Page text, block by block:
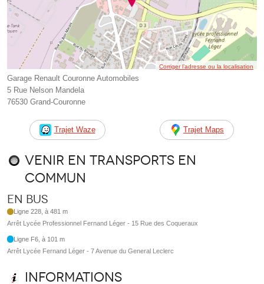
Corriger l’adresse ou la localisation
Garage Renault Couronne Automobiles
5 Rue Nelson Mandela
76530 Grand-Couronne
Trajet Waze Trajet Maps
Venir en transports en
commun
En bus
Ligne 228, à 481 m
Arrêt Lycée Professionnel Fernand Léger - 15 Rue des Coqueraux
Ligne F6, à 101 m
Arrêt Lycée Fernand Léger - 7 Avenue du General Leclerc
Informations